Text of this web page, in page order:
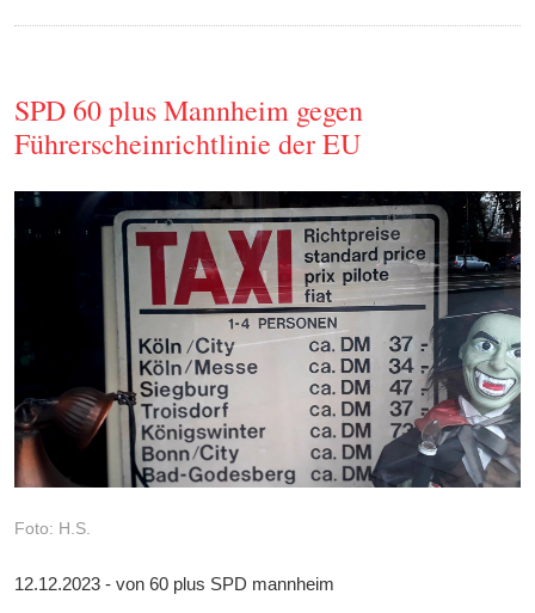
SPD 60 plus Mannheim gegen
Führerscheinrichtlinie der EU
Foto: H.S.
12.12.2023 - von 60 plus SPD mannheim